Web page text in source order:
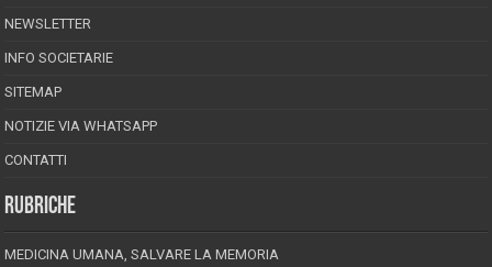
NEWSLETTER
INFO SOCIETARIE
SITEMAP
NOTIZIE VIA WHATSAPP
CONTATTI
RUBRICHE
MEDICINA UMANA, SALVARE LA MEMORIA